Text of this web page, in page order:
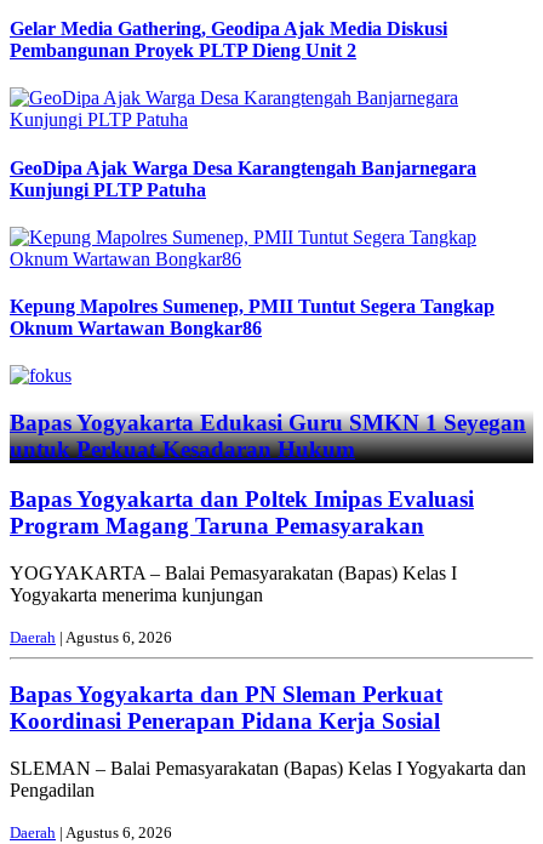
Gelar Media Gathering, Geodipa Ajak Media Diskusi
Pembangunan Proyek PLTP Dieng Unit 2
GeoDipa Ajak Warga Desa Karangtengah Banjarnegara
Kunjungi PLTP Patuha
Kepung Mapolres Sumenep, PMII Tuntut Segera Tangkap
Oknum Wartawan Bongkar86
Previous
Next
Bapas Yogyakarta Edukasi Guru SMKN 1 Seyegan
untuk Perkuat Kesadaran Hukum
Bapas Yogyakarta dan Poltek Imipas Evaluasi
Program Magang Taruna Pemasyarakan
YOGYAKARTA – Balai Pemasyarakatan (Bapas) Kelas I
Yogyakarta menerima kunjungan
Daerah | Agustus 6, 2026
Bapas Yogyakarta dan PN Sleman Perkuat
Koordinasi Penerapan Pidana Kerja Sosial
SLEMAN – Balai Pemasyarakatan (Bapas) Kelas I Yogyakarta dan
Pengadilan
Daerah | Agustus 6, 2026